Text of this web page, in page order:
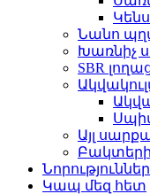
Նանո
Խառնիչ
SBR
Այլ
Նորություններ
Կապ մեզ հետ